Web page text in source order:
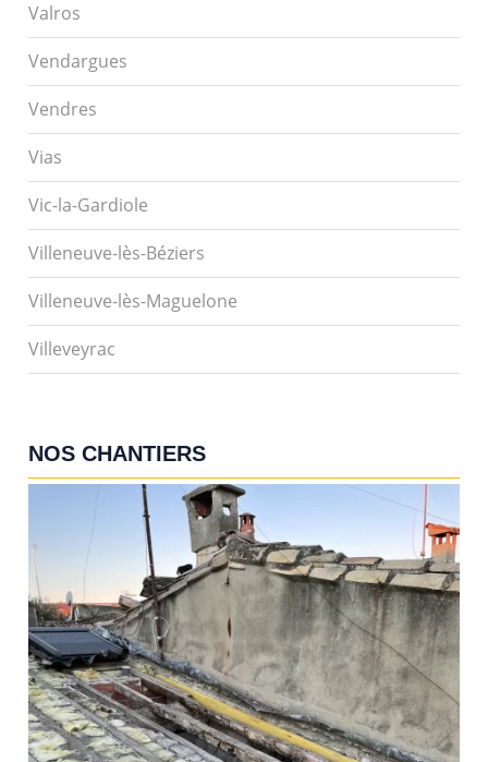
Valros
Vendargues
Vendres
Vias
Vic-la-Gardiole
Villeneuve-lès-Béziers
Villeneuve-lès-Maguelone
Villeveyrac
NOS CHANTIERS